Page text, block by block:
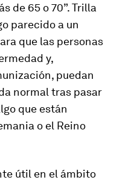
de 65 o 70”. Trilla
parecido a un
que las personas
y,
puedan
normal tras pasar
que están
o el Reino
útil en el ámbito